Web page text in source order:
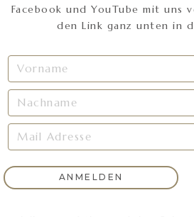
Facebook und YouTube mit uns
den Link ganz unten in